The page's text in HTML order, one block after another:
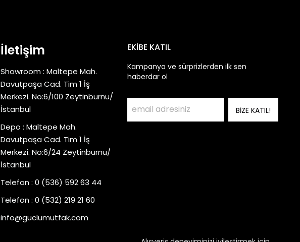
İletişim
Showroom : Maltepe Mah.
Davutpaşa Cad. Tim 1 İş
Merkezi. No:6/100 Zeytinburnu/
İstanbul
Depo : Maltepe Mah.
Davutpaşa Cad. Tim 1 İş
Merkezi. No:6/24 Zeytinburnu/
İstanbul
Telefon : 0 (536) 592 63 44
Telefon : 0 (532) 219 21 60
info@guclumutfak.com
EKİBE KATIL
Kampanya ve sürprizlerden ilk sen
haberdar ol
BİZE KATIL!